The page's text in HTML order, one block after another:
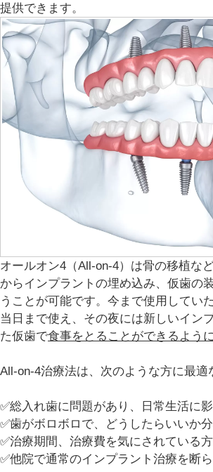
提供できます。
オールオン4（All-on-4） は骨の移植な
からインプラントの埋め込み、仮歯の装
うことが可能です。今まで使用してい
当日まで使え、その夜には新しいイン
た仮歯で食事をとることができるよう
All-on-4治療法は、次のような方に最適
✅総入れ歯に問題があり、日常生活に
✅歯がボロボロで、どうしたらいいか
✅治療期間、治療費を気にされている方
✅他院で通常のインプラント治療を断